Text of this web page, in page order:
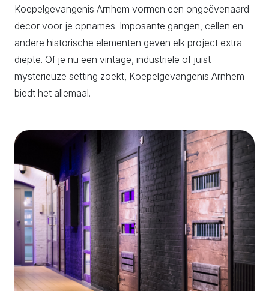
Koepelgevangenis Arnhem vormen een ongeëvenaard
decor voor je opnames. Imposante gangen, cellen en
andere historische elementen geven elk project extra
diepte. Of je nu een vintage, industriële of juist
mysterieuze setting zoekt, Koepelgevangenis Arnhem
biedt het allemaal.